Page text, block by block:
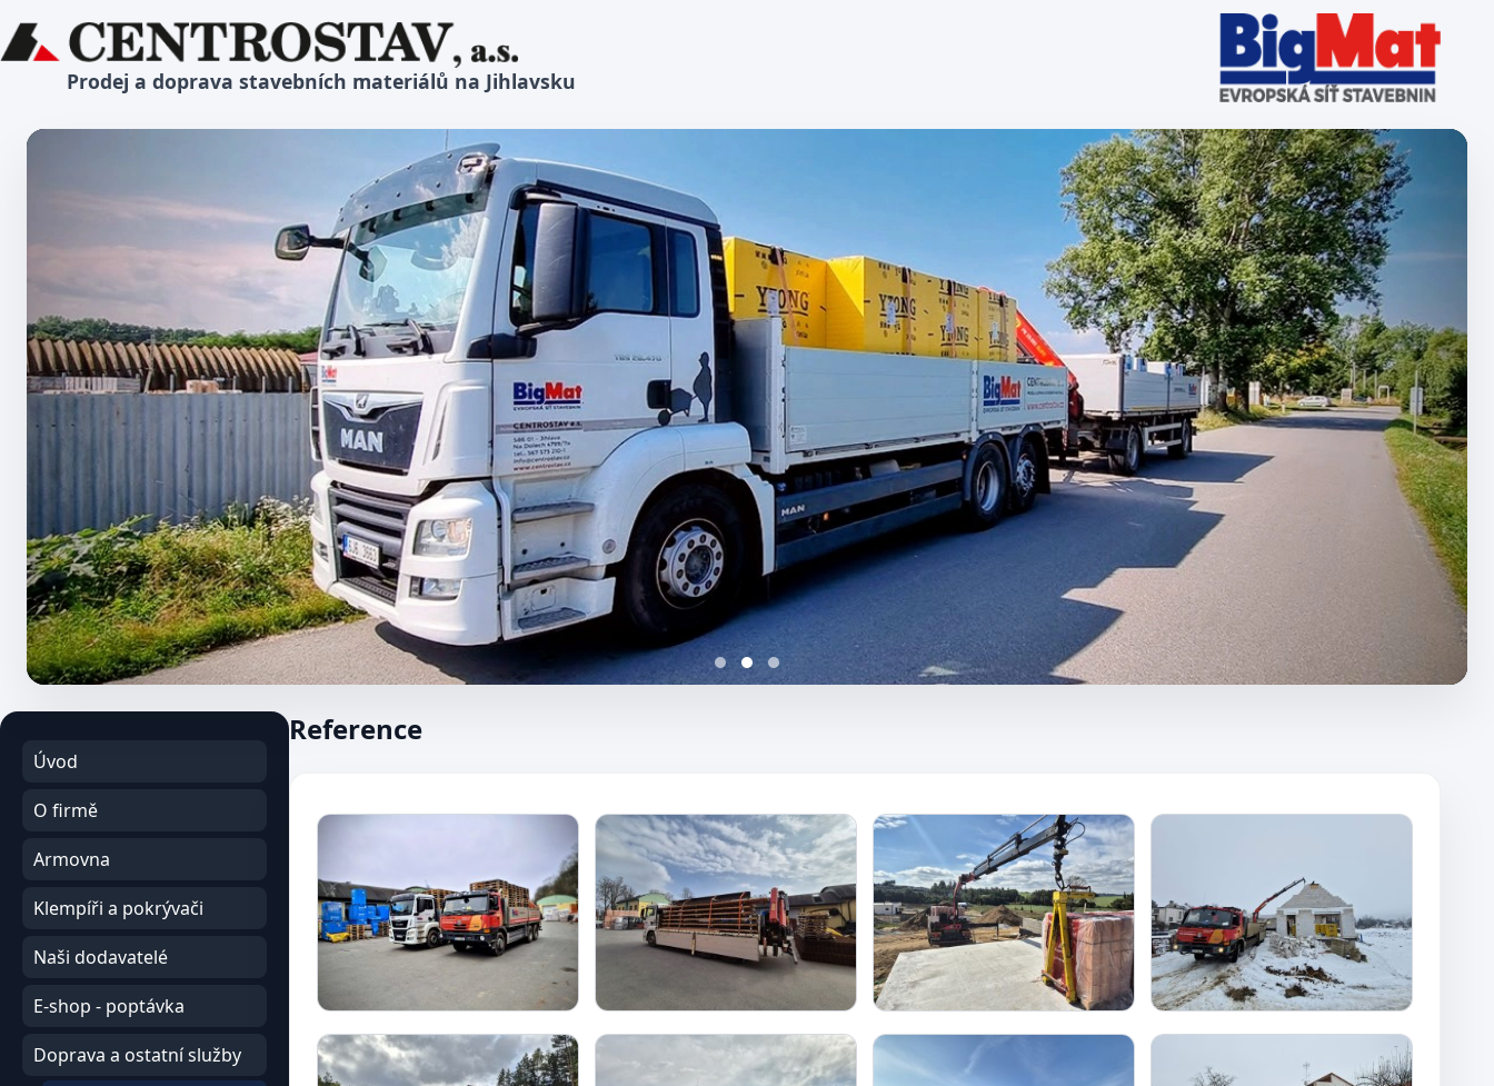
Prodej a doprava stavebních materiálů na Jihlavsku
Úvod
O firmě
Armovna
Klempíři a pokrývači
Naši dodavatelé
E-shop - poptávka
Doprava a ostatní služby
Reference